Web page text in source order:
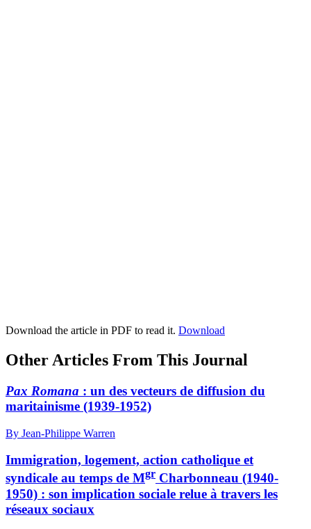
Download the article in PDF to read it. Download
Other Articles From This Journal
Pax Romana : un des vecteurs de diffusion du
maritainisme (1939-1952)
By Jean-Philippe Warren
Immigration, logement, action catholique et
syndicale au temps de Mgr Charbonneau (1940-
1950) : son implication sociale relue à travers les
réseaux sociaux